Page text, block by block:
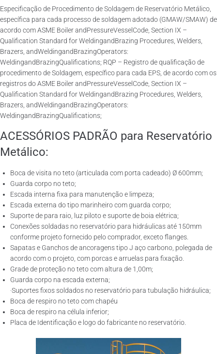
Especificação de Procedimento de Soldagem de Reservatório Metálico,
específica para cada processo de soldagem adotado (GMAW/SMAW) de
acordo com ASME Boiler andPressureVesselCode, Section IX –
Qualification Standard for WeldingandBrazing Procedures, Welders,
Brazers, andWeldingandBrazingOperators:
WeldingandBrazingQualifications; RQP – Registro de qualificação de
procedimento de Soldagem, específico para cada EPS, de acordo com os
registros do ASME Boiler andPressureVesselCode, Section IX –
Qualification Standard for WeldingandBrazing Procedures, Welders,
Brazers, andWeldingandBrazingOperators:
WeldingandBrazingQualifications;
ACESSÓRIOS PADRÃO para Reservatório
Metálico:
Boca de visita no teto (articulada com porta cadeado) Ø 600mm;
Guarda corpo no teto;
Escada interna fixa para manutenção e limpeza;
Escada externa do tipo marinheiro com guarda corpo;
Suporte de para raio, luz piloto e suporte de boia elétrica;
Conexões soldadas no reservatório para hidráulicas até 150mm
conforme projeto fornecido pelo comprador, exceto flanges.
Sapatas e Ganchos de ancoragens tipo J aço carbono, polegada de
acordo com o projeto, com porcas e arruelas para fixação.
Grade de proteção no teto com altura de 1,00m;
Guarda corpo na escada externa;
·Suportes fixos soldados no reservatório para tubulação hidráulica;
Boca de respiro no teto com chapéu
Boca de respiro na célula inferior;
Placa de Identificação e logo do fabricante no reservatório.